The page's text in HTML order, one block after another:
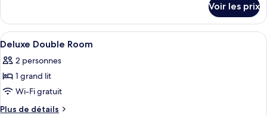
Chambre
Exécutive
(Sanouva)
le
type
de
Chambre
Exécutive
Voir les prix
Afficher
toutes
les
photos
pour
ce
Minibar, coffres-forts dans les
13
Deluxe Double Room
2 personnes
1 grand lit
Wi-Fi gratuit
Plus de détails
Plus